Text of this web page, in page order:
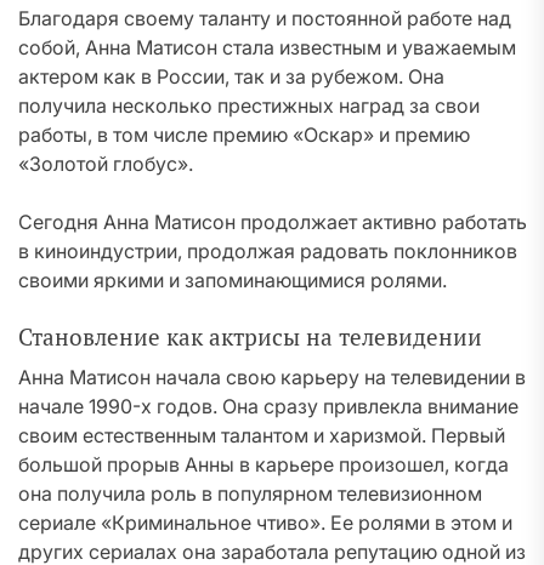
Благодаря своему таланту и постоянной работе над
собой, Анна Матисон стала известным и уважаемым
актером как в России, так и за рубежом. Она
получила несколько престижных наград за свои
работы, в том числе премию «Оскар» и премию
«Золотой глобус».
Сегодня Анна Матисон продолжает активно работать
в киноиндустрии, продолжая радовать поклонников
своими яркими и запоминающимися ролями.
Становление как актрисы на телевидении
Анна Матисон начала свою карьеру на телевидении в
начале 1990-х годов. Она сразу привлекла внимание
своим естественным талантом и харизмой. Первый
большой прорыв Анны в карьере произошел, когда
она получила роль в популярном телевизионном
сериале «Криминальное чтиво». Ее ролями в этом и
других сериалах она заработала репутацию одной из